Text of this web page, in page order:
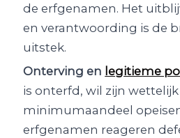
de erfgenamen. Het
en verantwoording is de
uitstek.
Onterving en legitieme
is onterfd, wil zijn wettelijk
minimumaandeel
erfgenamen reageren